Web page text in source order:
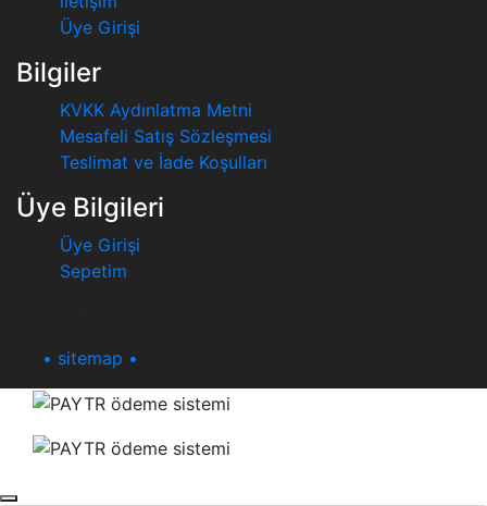
Üye Girişi
Bilgiler
KVKK Aydınlatma Metni
Mesafeli Satış Sözleşmesi
Teslimat ve İade Koşulları
Üye Bilgileri
Üye Girişi
Sepetim
• sitemap •